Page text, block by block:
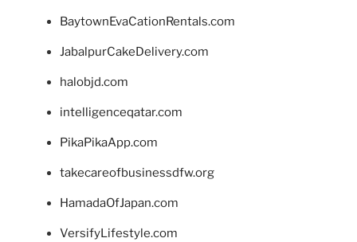
BaytownEvaCationRentals.com
JabalpurCakeDelivery.com
halobjd.com
intelligenceqatar.com
PikaPikaApp.com
takecareofbusinessdfw.org
HamadaOfJapan.com
VersifyLifestyle.com